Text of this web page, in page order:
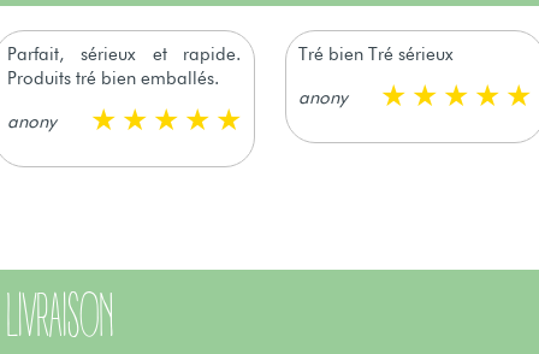
Parfait, sérieux et rapide.
Produits tré bien emballés.
anony
Tré bien Tré sérieux
anony
LIVRAISON